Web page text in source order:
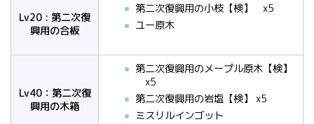
Lv20 : 第二次復
興用の合板
第二次復興用の小枝【検】 x5
ユー原木
Lv40：第二次復
興用の木箱
第二次復興用のメープル原木【検】
x5
第二次復興用の岩塩【検】 x5
ミスリルインゴット